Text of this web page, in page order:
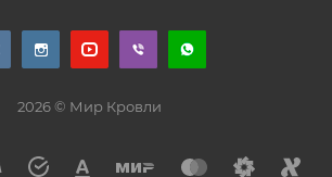
2026 © Мир Кровли